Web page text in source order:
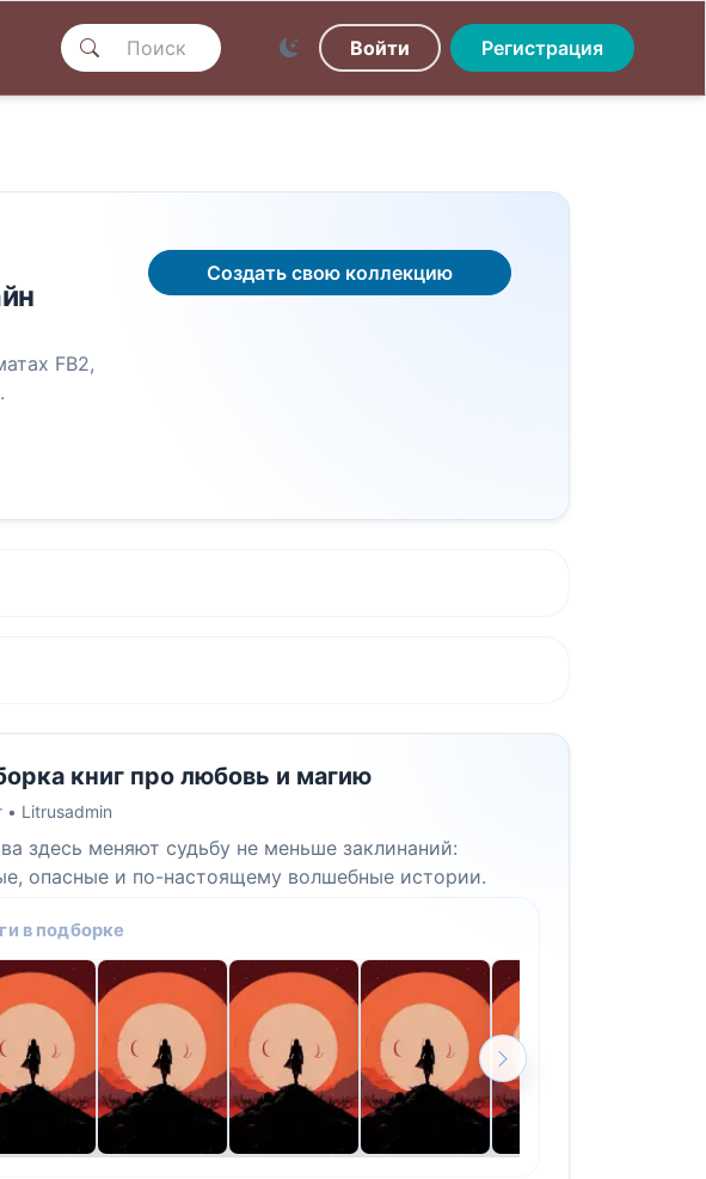
Войти Регистрация
FB2,
Создать свою коллекцию
книг про любовь и магию
• Litrusadmin
здесь меняют судьбу не меньше заклинаний:
опасные и по-настоящему волшебные истории.
в подборке